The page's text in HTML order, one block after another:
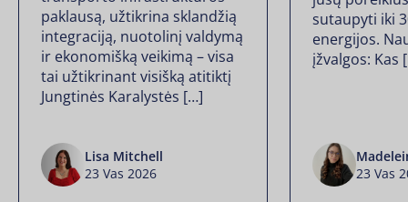
paklausą, užtikrina sklandžią
integraciją, nuotolinį valdymą
ir ekonomišką veikimą – visa
tai užtikrinant visišką atitiktį
Jungtinės Karalystės […]
Lisa Mitchell
23 Vas 2026
sutaupyti iki
energijos.
įžvalgos: Kas
23 Vas